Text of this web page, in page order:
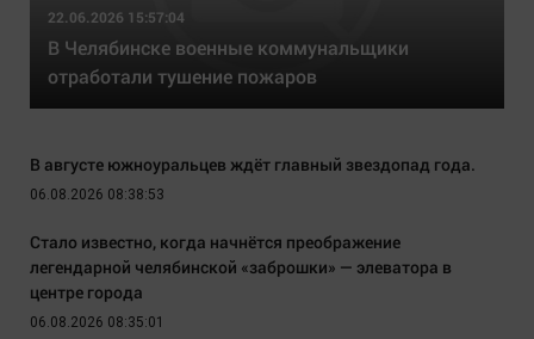
22.06.2026 15:57:04
В Челябинске военные коммунальщики
отработали тушение пожаров
В августе южноуральцев ждёт главный звездопад года.
06.08.2026 08:38:53
Стало известно, когда начнётся преображение
легендарной челябинской «заброшки» — элеватора в
центре города
06.08.2026 08:35:01